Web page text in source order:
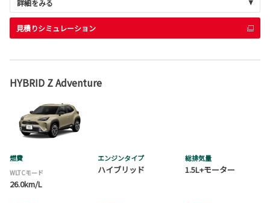
詳細をみる
見積りシミュレーション
HYBRID Z Adventure
燃費
WLTCモード
26.0km/L
エンジンタイプ
ハイブリッド
総排気量
1.5L+モーター